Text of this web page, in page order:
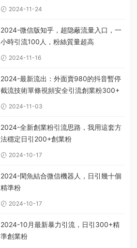
業粉，
2024-11-24
2024-微信版知乎，超隐蔽流量入口，一
小時引流100人，粉絲質量超高
2024-11-16
2024-最新流出：外面賣980的抖音暫停
截流技術單條視頻安全引流創業粉300+
2024-11-03
2024-全新創業粉引流思路，我用這套方
法穩定日引200+創業粉
2024-10-17
2024-閑魚結合微信機器人，日引幾十個
精準粉
2024-10-17
2024-10月最新暴力引流，日引300+精
準創業粉